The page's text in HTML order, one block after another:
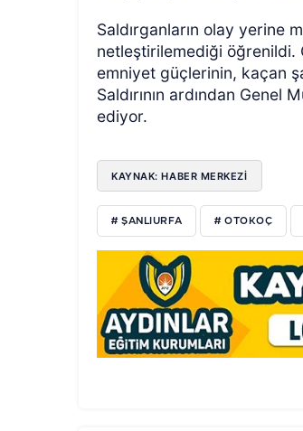
Saldırganların olay yerine
netleştirilemediği öğrenildi.
emniyet güçlerinin, kaçan
Saldırının ardından
ediyor.
KAYNAK: HABER MERKEZİ
# ŞANLIURFA # OTOKOÇ